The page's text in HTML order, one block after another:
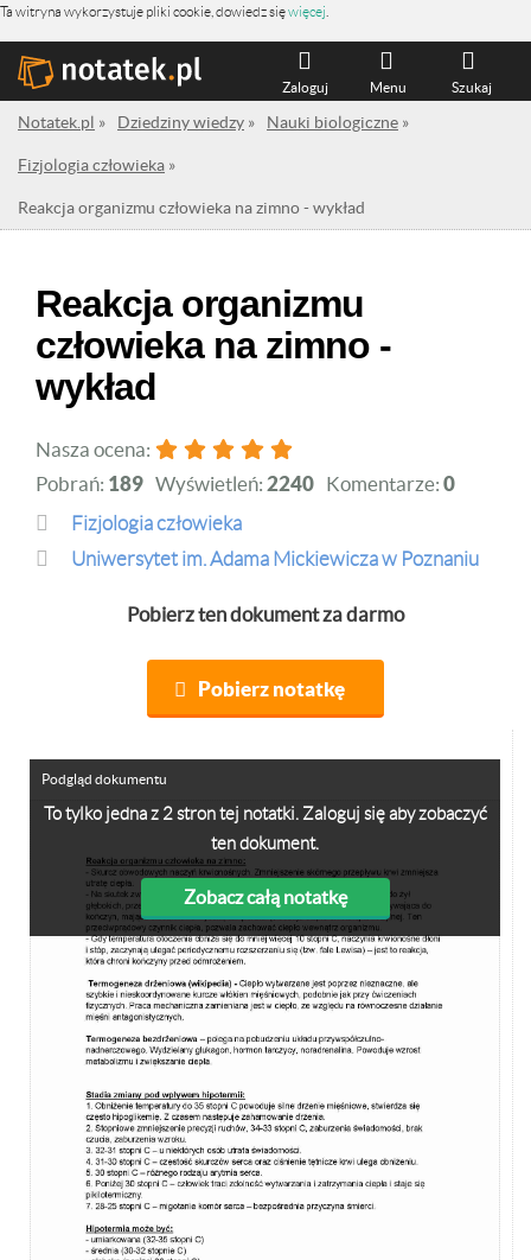
Ta witryna wykorzystuje pliki cookie, dowiedz sięwięcej
Szukaj
Menu
Zaloguj
Notatek.pl » Dziedziny wiedzy » Nauki biologiczne »
Fizjologia człowieka »
Reakcja organizmu człowieka na zimno - wykład
Reakcja organizmu
człowieka na zimno -
wykład
Nasza ocena:
Pobrań: 189 Wyświetleń: 2240 Komentarze: 0
Fizjologia człowieka
Uniwersytet im. Adama Mickiewicza w Poznaniu
Pobierz ten dokument za darmo
Pobierz notatkę
To tylko jedna z 2 stron tej notatki. Zaloguj się aby zobaczyć
ten dokument.
Zobacz całą notatkę
Podgląd dokumentu